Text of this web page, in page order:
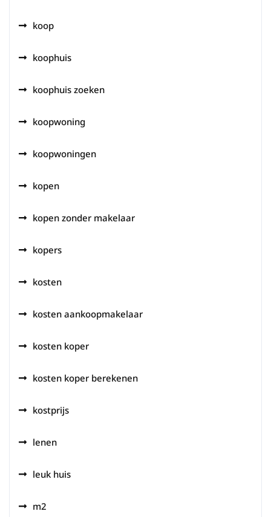
koop
koophuis
koophuis zoeken
koopwoning
koopwoningen
kopen
kopen zonder makelaar
kopers
kosten
kosten aankoopmakelaar
kosten koper
kosten koper berekenen
kostprijs
lenen
leuk huis
m2